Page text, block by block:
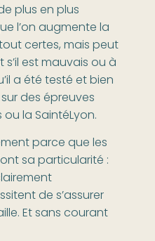
plus en plus
l’on augmente la
certes, mais peut
est mauvais ou à
a été testé et bien
des épreuves
la SaintéLyon.
parce que les
sa particularité :
de s’assurer
Et sans courant